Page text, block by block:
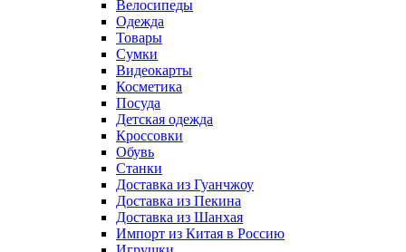
Велосипеды
Одежда
Товары
Сумки
Видеокарты
Косметика
Посуда
Детская одежда
Кроссовки
Обувь
Станки
Доставка из Гуанчжоу
Доставка из Пекина
Доставка из Шанхая
Импорт из Китая в Россию